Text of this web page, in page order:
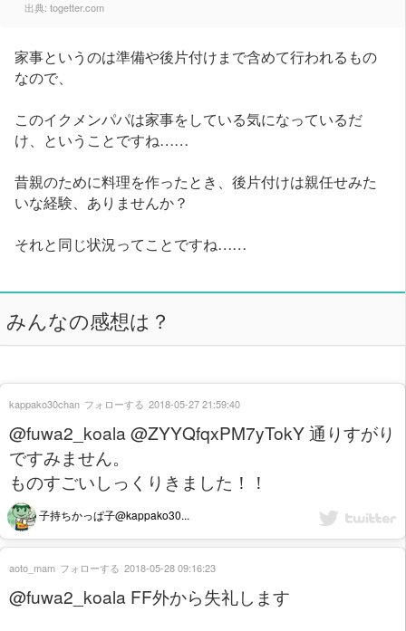
出典: togetter.com
家事というのは準備や後片付けまで含めて行われるもの
なので、
このイクメンパパは家事をしている気になっているだ
け、ということですね……
昔親のために料理を作ったとき、後片付けは親任せみた
いな経験、ありませんか？
それと同じ状況ってことですね……
みんなの感想は？
@fuwa2_koala @ZYYQfqxPM7yTokY 通りすがり
ですみません。
ものすごいしっくりきました！！
子持ちかっぱ子@kappako30...
kappako30chan フォローする 2018-05-27 21:59:40
@fuwa2_koala FF外から失礼します
aoto_mam フォローする 2018-05-28 09:16:23